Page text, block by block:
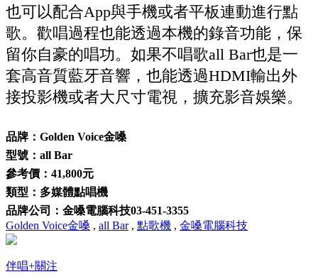
也可以配合App與手機或者平板連動進行點
歌。歡唱過程也能透過本機的錄音功能，保
留你自豪的唱功。如果不唱歌all Bar也是一
套高音質藍牙音響，也能透過HDMI輸出外
接投影機或者大尺寸電視，擴充影音娛樂。
品牌：Golden Voice金嗓
型號：all Bar
參考價：41,800元
類型：多媒體點唱機
品牌公司：金嗓電腦科技03-451-3355
Golden Voice金嗓 , all Bar, 點歌機 , 金嗓電腦科技
伴唱+關注